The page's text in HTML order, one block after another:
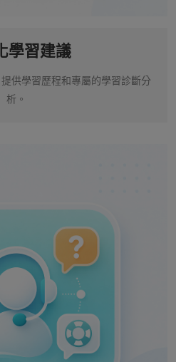
學習建議
供學習歷程和專屬的學習診斷分
析。